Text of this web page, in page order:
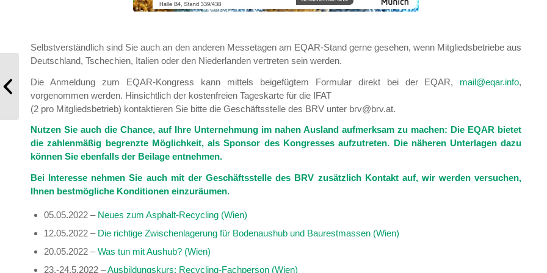
Selbstverständlich sind Sie auch an den anderen Messetagen am EQAR-Stand gerne gesehen, wenn Mitgliedsbetriebe aus
Deutschland, Tschechien, Italien oder den Niederlanden vertreten sein werden.
Die Anmeldung zum EQAR-Kongress kann mittels beigefügtem Formular direkt bei der EQAR, mail@eqar.info,
vorgenommen werden. Hinsichtlich der kostenfreien Tageskarte für die IFAT
(2 pro Mitgliedsbetrieb) kontaktieren Sie bitte die Geschäftsstelle des BRV unter brv@brv.at.
Nutzen Sie auch die Chance, auf Ihre Unternehmung im nahen Ausland aufmerksam zu machen: Die EQAR bietet
die zahlenmäßig begrenzte Möglichkeit, als Sponsor des Kongresses aufzutreten. Die näheren Unterlagen dazu
können Sie ebenfalls der Beilage entnehmen.
Bei Interesse nehmen Sie auch mit der Geschäftsstelle des BRV zusätzlich Kontakt auf, wir werden versuchen,
Ihnen bestmögliche Konditionen einzuräumen.
05.05.2022 – Neues zum Asphalt-Recycling (Wien)
12.05.2022 – Die richtige Zwischenlagerung für Bodenaushub und Baurestmassen (Wien)
20.05.2022 –Was tun mit Aushub? (Wien)
23.-24.5.2022 –Ausbildungskurs: Recycling-Fachperson (Wien)
Mitgliederinformation 7/2022 – BRV-
Tagung 2022 – das Branchenevent